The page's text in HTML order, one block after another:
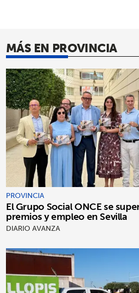
MÁS EN PROVINCIA
PROVINCIA
El Grupo Social ONCE se
premios y empleo en Sevilla
DIARIO AVANZA